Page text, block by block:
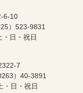
6-10
）523-9831
日・祝日
7
）40-3891
日・祝日